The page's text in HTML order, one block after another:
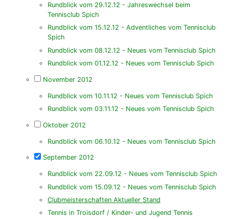
Rundblick vom 29.12.12 - Jahreswechsel beim
Tennisclub Spich
Rundblick vom 15.12.12 - Adventliches vom Tennisclub
Spich
Rundblick vom 08.12.12 - Neues vom Tennisclub Spich
Rundblick vom 01.12.12 - Neues vom Tennisclub Spich
November 2012
Rundblick vom 10.11.12 - Neues vom Tennisclub Spich
Rundblick vom 03.11.12 - Neues vom Tennisclub Spich
Oktober 2012
Rundblick vom 06.10.12 - Neues vom Tennisclub Spich
September 2012
Rundblick vom 22.09.12 - Neues vom Tennisclub Spich
Rundblick vom 15.09.12 - Neues vom Tennisclub Spich
Clubmeisterschaften Aktueller Stand
Tennis in Troisdorf / Kinder- und Jugend Tennis